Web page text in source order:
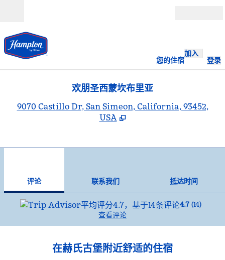
您的住宿
加入
登录
欢朋圣西蒙坎布里亚
9070 Castillo Dr, San Simeon, California, 93452,
USA
评论 联系我们
抵达时间
4.7 (14)
查看评论
在赫氏古堡附近舒适的住宿